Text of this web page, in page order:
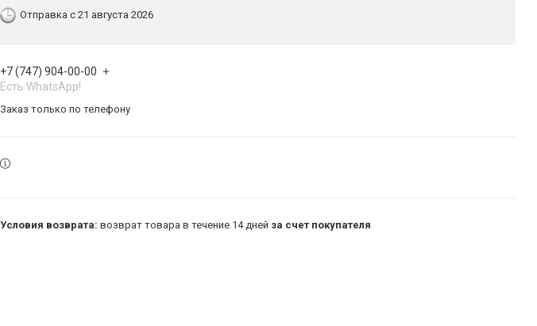
Отправка с 21 августа 2026
+7 (747) 904-00-00
Есть WhatsApp!
Заказ только по телефону
возврат товара в течение 14 дней за счет покупателя